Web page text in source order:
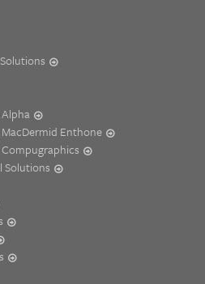
Enthone
Solutions